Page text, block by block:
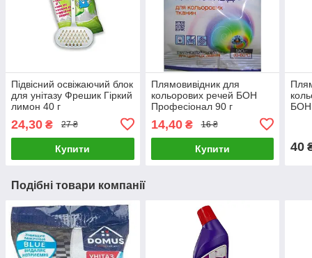
Підвісний освіжаючий блок
для унітазу Фрешик Гіркий
лимон 40 г
24,30 ₴ 27 ₴
Купити
Плямовивідник для
кольорових речей БОН
Професіонал 90 г
14,40₴ 16 ₴
Купити
БОН
40
Подібні товари компанії